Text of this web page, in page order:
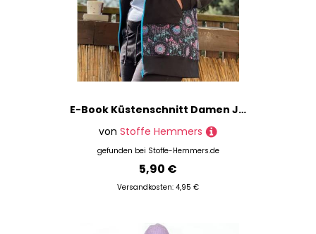
E-Book Küstenschnitt Damen Joggingjacke Lotta
von Stoffe Hemmers
gefunden bei Stoffe-Hemmers.de
5,90 €
Versandkosten: 4,95 €